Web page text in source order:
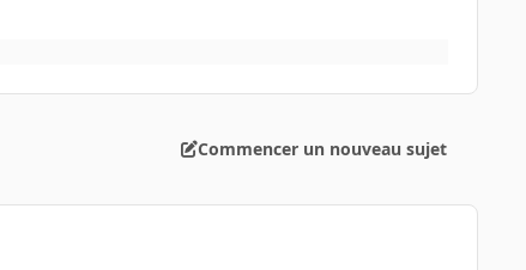
Commencer un nouveau sujet